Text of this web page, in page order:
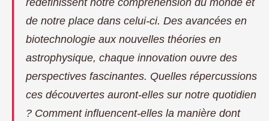
de notre place dans celui-ci. Des avancées en
biotechnologie aux nouvelles théories en
astrophysique, chaque innovation ouvre des
perspectives fascinantes. Quelles répercussions
ces découvertes auront-elles sur notre quotidien
? Comment influencent-elles la manière dont